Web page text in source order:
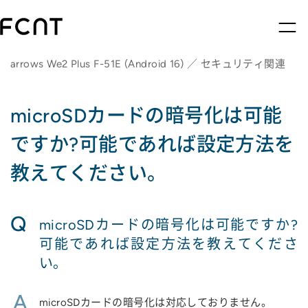
arrows We2 Plus F-51E (Android 16) ／ セキュリティ関連
microSDカードの暗号化は可能
ですか?可能であれば設定方法を
教えてください。
Q
microSDカードの暗号化は可能ですか?
可能であれば設定方法を教えてくださ
い。
A microSDカードの暗号化は対応しておりません。